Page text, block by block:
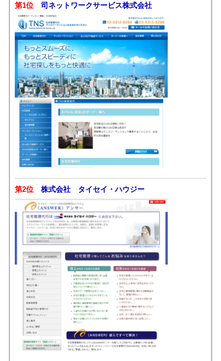
第1位 司ネットワークサービス株式会社
第2位 株式会社 タイセイ・ハウジー